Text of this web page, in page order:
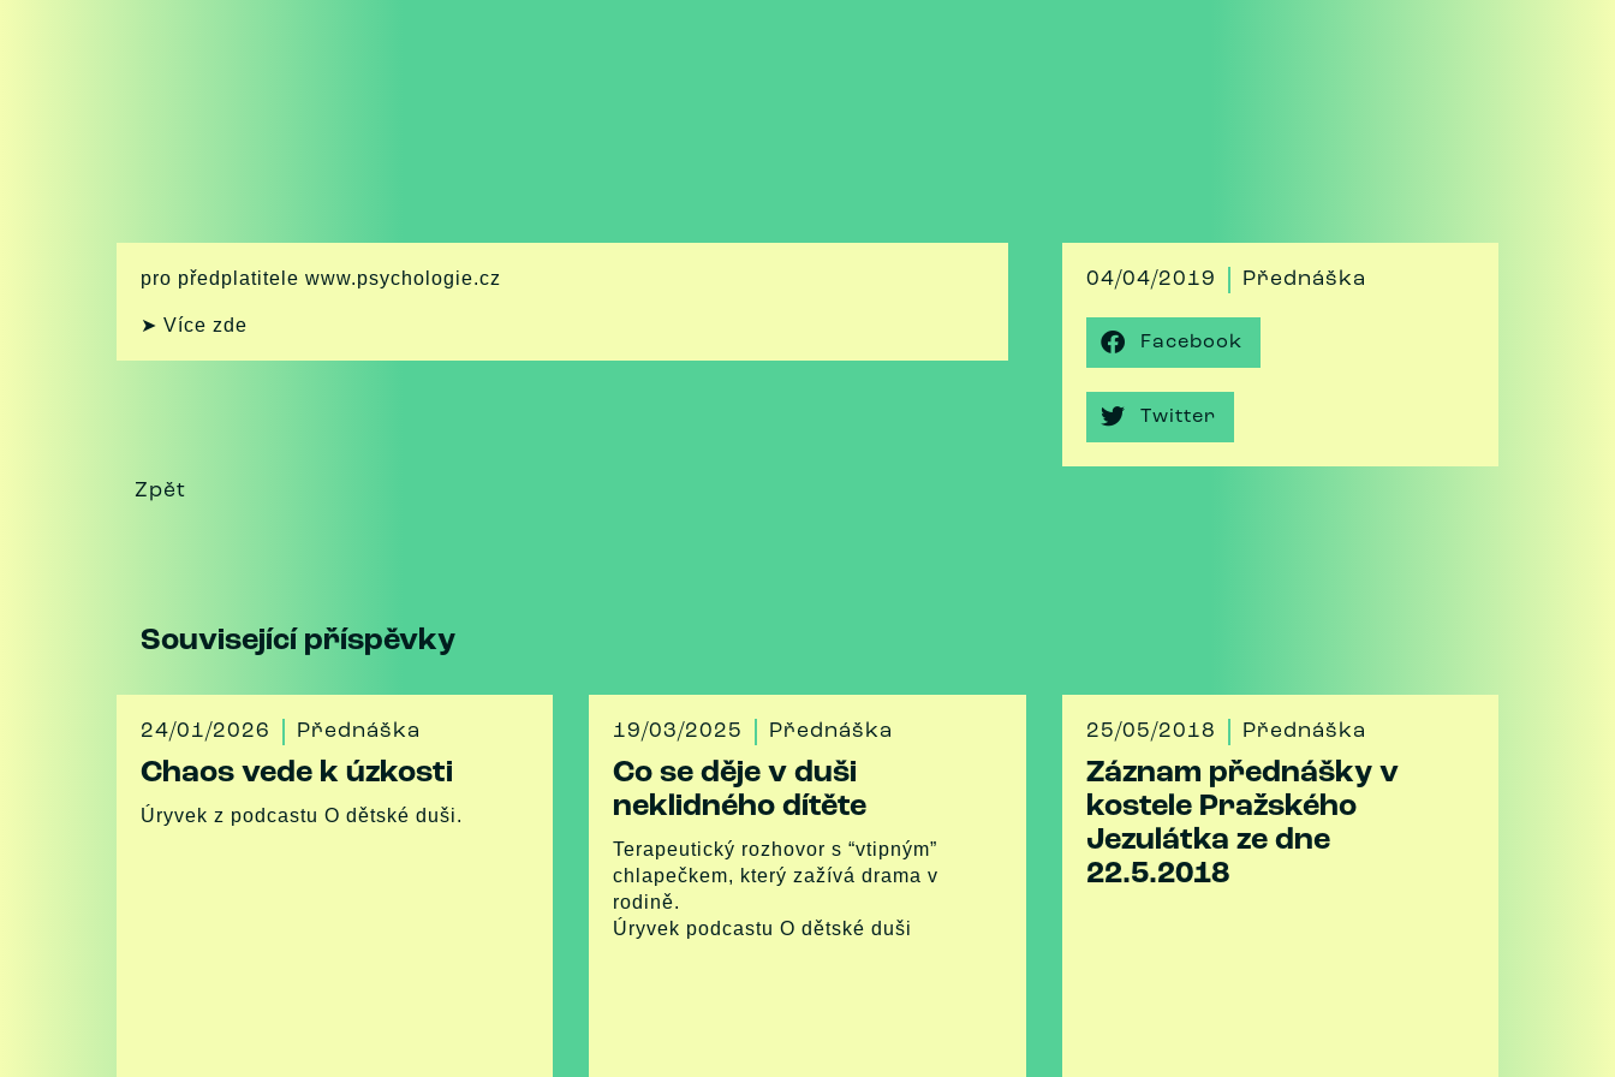
pro předplatitele www.psychologie.cz
➤ Více zde
04/04/2019 Přednáška
Facebook
Twitter
Zpět
Související příspěvky
24/01/2026 Přednáška
Chaos vede k úzkosti
Úryvek z podcastu O dětské duši.
19/03/2025 Přednáška
Co se děje v duši
neklidného dítěte
Terapeutický rozhovor s “vtipným”
chlapečkem, který zažívá drama v
rodině.
Úryvek podcastu O dětské duši
25/05/2018 Přednáška
Záznam přednášky v
kostele Pražského
Jezulátka ze dne
22.5.2018